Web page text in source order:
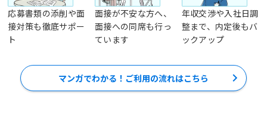
応募書類の添削や面
接対策も徹底サポー
ト
面接が不安な方へ、
面接への同席も行っ
ています
年収交渉や入社日調
整まで、内定後もバ
ックアップ
マンガでわかる！ご利用の流れはこちら